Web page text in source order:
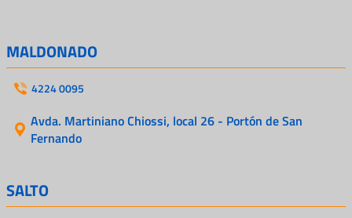
MALDONADO
4224 0095
Avda. Martiniano Chiossi, local 26 - Portón de San
Fernando
SALTO